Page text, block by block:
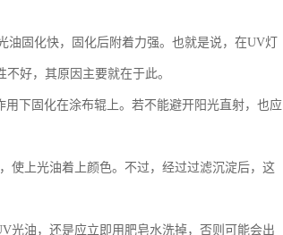
固化快，固化后附着力强。也就是说，在UV灯
好，其原因主要就在于此。
下固化在涂布辊上。若不能避开阳光直射，也应
使上光油着上颜色。不过，经过过滤沉淀后，这
光油，还是应立即用肥皂水洗掉，否则可能会出